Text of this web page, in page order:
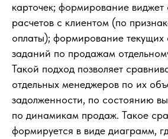
карточек; формирование виджет
расчетов с клиентом (по
оплаты); формирование текущих
заданий по продажам
Такой подход позволяет
отдельных менеджеров по их
задолженности, по состоянию
по динамикам продаж. Такое
формируется в виде диаграмм,